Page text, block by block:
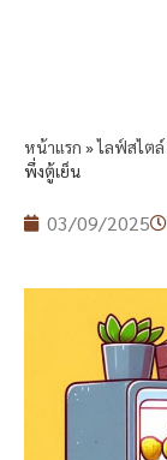
หน้าแรก »ไลฟ์สไตล์
พึ่งตู้เย็น
03/09/2025